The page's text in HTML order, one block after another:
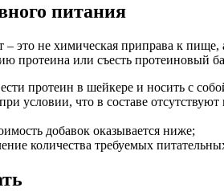
питания
– это не химическая приправа к
протеина или съесть протеиновый
протеин в шейкере и носить с
условии, что в составе
добавок оказывается ниже;
количества требуемых